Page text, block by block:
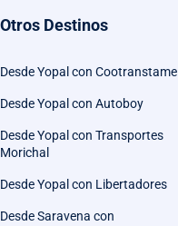
Otros Destinos
Desde Yopal con Cootranstame
Desde Yopal con Autoboy
Desde Yopal con Transportes
Morichal
Desde Yopal con Libertadores
Desde Saravena con